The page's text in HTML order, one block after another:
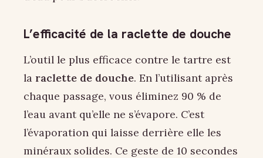
L’efficacité de la raclette de douche
L’outil le plus efficace contre le tartre est
la raclette de douche. En l’utilisant après
chaque passage, vous éliminez 90 % de
l’eau avant qu’elle ne s’évapore. C’est
l’évaporation qui laisse derrière elle les
minéraux solides. Ce geste de 10 secondes